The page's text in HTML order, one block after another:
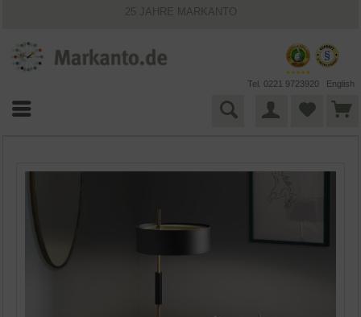
25 JAHRE MARKANTO
VIELFÄLTIGE ZAHLUNGSMÖGLICHKEITEN
BESTPRICE-GARANTIE
Tel. 0221 9723920 English